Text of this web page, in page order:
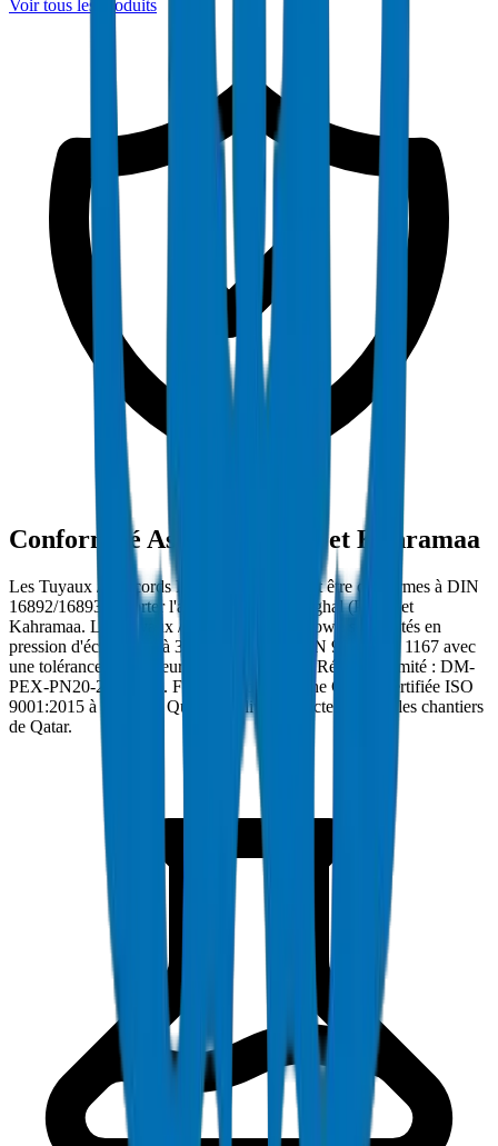
Voir tous les produits
Conformité Ashghal (PWA) et Kahramaa
Les Tuyaux / Raccords PEX à Qatar doivent être conformes à DIN
16892/16893 et porter l'approbation de Ashghal (PWA) et
Kahramaa. Les Tuyaux / Raccords PEX Crown sont testés en
pression d'éclatement à 30 MPa selon BS EN 921 / ISO 1167 avec
une tolérance d'épaisseur de paroi ±0.2mm. Réf. conformité : DM-
PEX-PN20-2024-001. Fabriqués dans l'usine Crown certifiée ISO
9001:2015 à Umm Al Quwain et livrés directement sur les chantiers
de Qatar.